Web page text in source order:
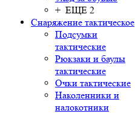
+ ЕЩЕ 2
Снаряжение тактическое
Подсумки
тактические
Рюкзаки и баулы
тактические
Очки тактические
Наколенники и
налокотники